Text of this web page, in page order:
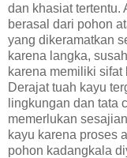
dan khasiat tertentu.
berasal dari pohon
yang dikeramatkan
karena langka,
karena memiliki
Derajat tuah kayu
lingkungan dan tata
memerlukan
kayu karena proses
pohon kadangkala